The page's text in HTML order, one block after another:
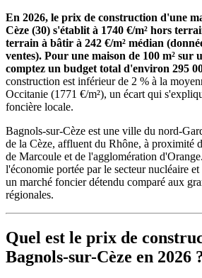
En 2026, le prix de construction d'une
Cèze (30) s'établit à 1740 €/m² hors
terrain à bâtir à 242 €/m² médian
ventes). Pour une maison de 100 m² sur
comptez un budget total d'environ 295
construction est inférieur de 2 % à la
Occitanie (1771 €/m²), un écart qui
foncière locale.
Bagnols-sur-Cèze est une ville du nord-
de la Cèze, affluent du Rhône, à proximité
de Marcoule et de l'agglomération
l'économie portée par le secteur nucléaire
un marché foncier détendu comparé aux
régionales.
Quel est le prix de
Bagnols-sur-Cèze en 2026